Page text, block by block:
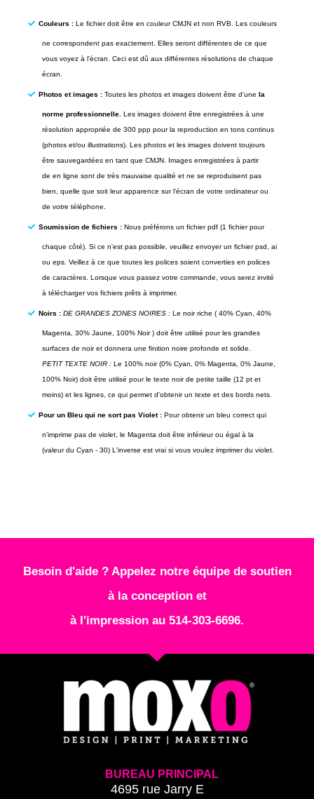
Couleurs : Le fichier doit être en couleur CMJN et non RVB. Les couleurs
ne correspondent pas exactement. Elles seront différentes de ce que
vous voyez à l'écran. Ceci est dû aux différentes résolutions de chaque
écran.
Photos et images : Toutes les photos et images doivent être d'une la
norme professionnelle. Les images doivent être enregistrées à une
résolution appropriée de 300 ppp pour la reproduction en tons continus
(photos et/ou illustrations). Les photos et les images doivent toujours
être sauvegardées en tant que CMJN . Images enregistrées à partir
de en ligne sont de très mauvaise qualité et ne se reproduisent pas
bien, quelle que soit leur apparence sur l'écran de votre ordinateur ou
de votre téléphone.
Soumission de fichiers : Nous préférons un fichier pdf (1 fichier pour
chaque côté). Si ce n'est pas possible, veuillez envoyer un fichier psd, ai
ou eps. Veillez à ce que toutes les polices soient converties en polices
de caractères. Lorsque vous passez votre commande, vous serez invité
à télécharger vos fichiers prêts à imprimer.
Noirs : DE GRANDES ZONES NOIRES : Le noir riche ( 40% Cyan, 40%
Magenta, 30% Jaune, 100% Noir ) doit être utilisé pour les grandes
surfaces de noir et donnera une finition noire profonde et solide.
PETIT TEXTE NOIR : Le 100% noir (0% Cyan, 0% Magenta, 0% Jaune,
100% Noir) doit être utilisé pour le texte noir de petite taille (12 pt et
moins) et les lignes, ce qui permet d'obtenir un texte et des bords nets.
Pour un Bleu qui ne sort pas Violet : Pour obtenir un bleu correct qui
n'imprime pas de violet, le Magenta doit être inférieur ou égal à la
(valeur du Cyan - 30) L'inverse est vrai si vous voulez imprimer du violet.
Besoin d'aide ? Appelez notre équipe de soutien
à la conception et
à l'impression au 514-303-6696.
BUREAU PRINCIPAL
4695 rue Jarry E